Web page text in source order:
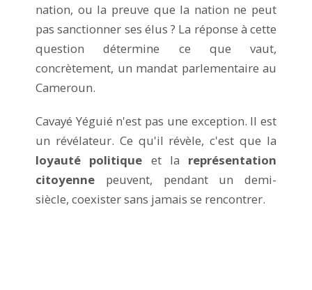
nation, ou la preuve que la nation ne peut
pas sanctionner ses élus ? La réponse à cette
question détermine ce que vaut,
concrètement, un mandat parlementaire au
Cameroun.
Cavayé Yéguié n'est pas une exception. Il est
un révélateur. Ce qu'il révèle, c'est que la
loyauté politique et la représentation
citoyenne peuvent, pendant un demi-
siècle, coexister sans jamais se rencontrer.